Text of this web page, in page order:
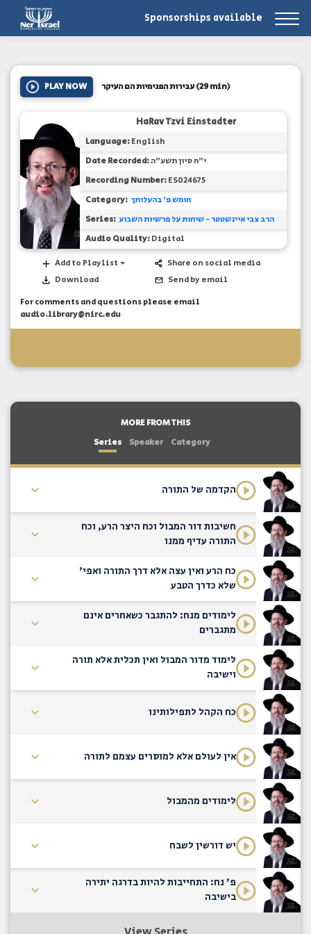
Sponsorships available
PLAY NOW עבירות הפנימיות הם העיקר(29 min)
HaRav Tzvi Einstadter
Language:English
Date Recorded:י"ח סיון תשע"ה
Recording Number:ES024675
Category: חומש פ' בהעלותך
Series: הרב צבי איינשטטר - שיחות על פרשיות השבוע
Audio Quality:Digital
Add to Playlist
Download
Share on social media
Send by email
For comments and questions please email
audio.library@nirc.edu
MORE FROM THIS
Series
Speaker Category
הקדמה של התורה
חשיבות דור המבול וכח היצר הרע, וכח
התורה עדיף ממנו
כח הרע ואין עצה אלא דרך התורה ואפי'
שלא כדרך הטבע
לימודים מנח: להתגבר כשאחרים אינם
מתגברים
לימוד מדור המבול ואין תכלית אלא תורה
וישיבה
כח הקהל לתפילותינו
אין לעולם אלא למוסרים עצמם לתורה
לימודים מהמבול
יש דורשין לשבח
פ' נח: התחייבות להיות בדרגה יתירה
בישיבה